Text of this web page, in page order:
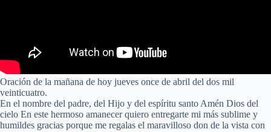
Oración de la mañana de hoy jueves once de abril del dos mil
veinticuatro.
En el nombre del padre, del Hijo y del espíritu santo Amén Dios del
cielo En este hermoso amanecer quiero entregarte mi más sublime y
humildes gracias porque me regalas el maravilloso don de la vista con